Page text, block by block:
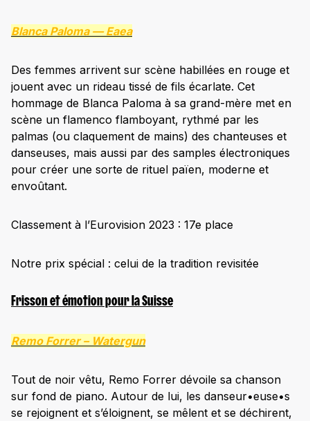
Blanca Paloma —Eaea
Des femmes arrivent sur scène habillées en rouge et
jouent avec un rideau tissé de fils écarlate. Cet
hommage de Blanca Paloma à sa grand-mère met en
scène un flamenco flamboyant, rythmé par les
palmas (ou claquement de mains) des chanteuses et
danseuses, mais aussi par des samples électroniques
pour créer une sorte de rituel païen, moderne et
envoûtant.
Classement à l’Eurovision 2023 : 17e place
Notre prix spécial : celui de la tradition revisitée
Frisson et émotion pour la Suisse
Remo Forrer – Watergun
Tout de noir vêtu, Remo Forrer dévoile sa chanson
sur fond de piano. Autour de lui, les danseur•euse•s
se rejoignent et s’éloignent, se mêlent et se déchirent,